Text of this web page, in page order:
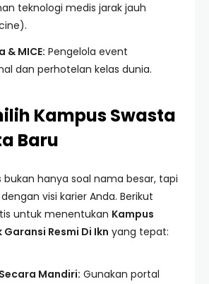
teknologi medis jarak jauh
& MICE: Pengelola event
dan perhotelan kelas dunia.
Kampus Swasta
Baru
bukan hanya soal nama besar, tapi
visi karier Anda. Berikut
untuk menentukan Kampus
Resmi Di Ikn yang tepat:
Mandiri: Gunakan portal